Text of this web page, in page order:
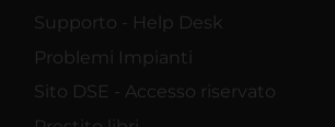
Supporto - Help Desk
Problemi Impianti
Sito DSE - Accesso riservato